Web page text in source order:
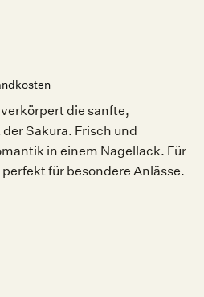
die sanfte,
Sakura. Frisch und
in einem Nagellack. Für
für besondere Anlässe.